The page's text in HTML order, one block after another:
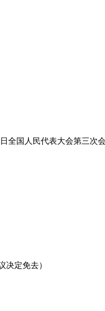
全国人民代表大会第三次
决定免去）